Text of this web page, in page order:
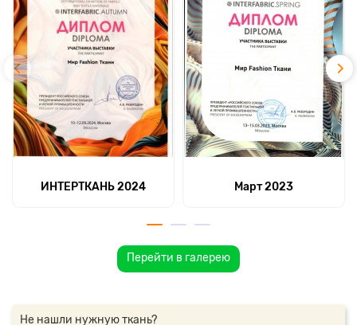
ИНТЕРТКАНЬ 2024 Март 2023
Перейти в галерею
Не нашли нужную ткань?